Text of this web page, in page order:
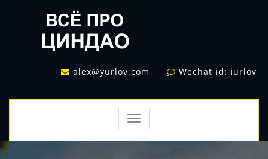
alex@yurlov.com Wechat id: iurlov
TOGGLE
NAVIGATION